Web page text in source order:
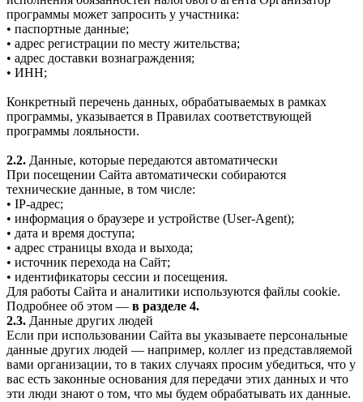
программы может запросить у участника:
• паспортные данные;
• адрес регистрации по месту жительства;
• адрес доставки вознаграждения;
• ИНН;
Конкретный перечень данных, обрабатываемых в рамках
программы, указывается в Правилах соответствующей
программы лояльности.
2.2. Данные, которые передаются автоматически
При посещении Сайта автоматически собираются
технические данные, в том числе:
• IP-адрес;
• информация о браузере и устройстве (User-Agent);
• дата и время доступа;
• адрес страницы входа и выхода;
• источник перехода на Сайт;
• идентификаторы сессии и посещения.
Для работы Сайта и аналитики используются файлы cookie.
Подробнее об этом — в разделе 4.
2.3. Данные других людей
Если при использовании Сайта вы указываете персональные
данные других людей — например, коллег из представляемой
вами организации, то в таких случаях просим убедиться, что у
вас есть законные основания для передачи этих данных и что
эти люди знают о том, что мы будем обрабатывать их данные.